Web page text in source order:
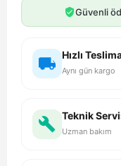
Güvenli
Hızlı
Aynı gün kargo
Teknik
Uzman bakım